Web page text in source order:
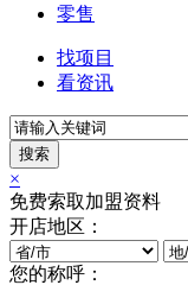
零售
找项目
看资讯
搜索
×
免费索取加盟资料
开店地区：
您的称呼：